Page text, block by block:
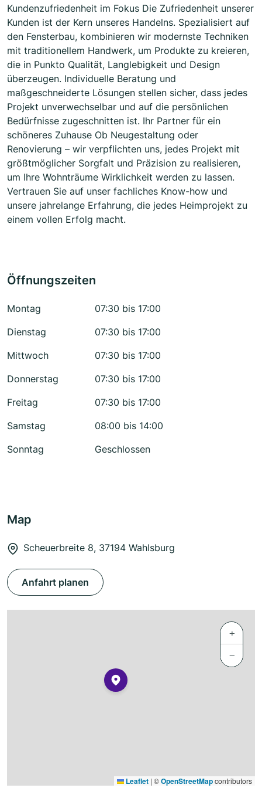
Kundenzufriedenheit im Fokus Die Zufriedenheit unserer
Kunden ist der Kern unseres Handelns. Spezialisiert auf
den Fensterbau, kombinieren wir modernste Techniken
mit traditionellem Handwerk, um Produkte zu kreieren,
die in Punkto Qualität, Langlebigkeit und Design
überzeugen. Individuelle Beratung und
maßgeschneiderte Lösungen stellen sicher, dass jedes
Projekt unverwechselbar und auf die persönlichen
Bedürfnisse zugeschnitten ist. Ihr Partner für ein
schöneres Zuhause Ob Neugestaltung oder
Renovierung – wir verpflichten uns, jedes Projekt mit
größtmöglicher Sorgfalt und Präzision zu realisieren,
um Ihre Wohnträume Wirklichkeit werden zu lassen.
Vertrauen Sie auf unser fachliches Know-how und
unsere jahrelange Erfahrung, die jedes Heimprojekt zu
einem vollen Erfolg macht.
Öffnungszeiten
Montag
07:30 bis 17:00
Dienstag
07:30 bis 17:00
Mittwoch
07:30 bis 17:00
Donnerstag
07:30 bis 17:00
Freitag
07:30 bis 17:00
Samstag
08:00 bis 14:00
Sonntag
Geschlossen
Map
Scheuerbreite 8, 37194 Wahlsburg
Anfahrt planen
+
−
Leaflet | ©OpenStreetMapcontributors